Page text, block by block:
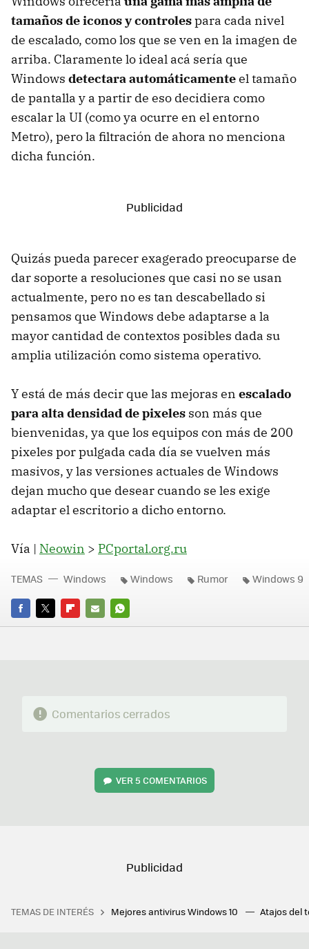
tamaños de iconos y controlespara cada nivel
de escalado, como los que se ven en la imagen de
arriba. Claramente lo ideal acá sería que
Windows detectara automáticamenteel tamaño
de pantalla y a partir de eso decidiera como
escalar la UI (como ya ocurre en el entorno
Metro), pero la filtración de ahora no menciona
dicha función.
Quizás pueda parecer exagerado preocuparse de
dar soporte a resoluciones que casi no se usan
actualmente, pero no es tan descabellado si
pensamos que Windows debe adaptarse a la
mayor cantidad de contextos posibles dada su
amplia utilización como sistema operativo.
Y está de más decir que las mejoras en escalado
para alta densidad de pixeles son más que
bienvenidas, ya que los equipos con más de 200
pixeles por pulgada cada día se vuelven más
masivos, y las versiones actuales de Windows
dejan mucho que desear cuando se les exige
adaptar el escritorio a dicho entorno.
Vía | Neowin > PCportal.org.ru
FACEBOOK
TWITTERFLIPBOARD
E-
WHATSAPP
TEMAS Windows Windows Rumor Windows 9
Comentarios cerrados
VER 5 COMENTARIOS
TEMAS DE INTERÉS Mejores antivirus Windows 10 Atajos del